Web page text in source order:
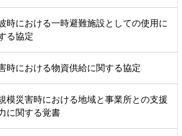
時における一時避難施設としての使用に
る協定
時における物資供給に関する協定
模災害時における地域と事業所との支援
に関する覚書